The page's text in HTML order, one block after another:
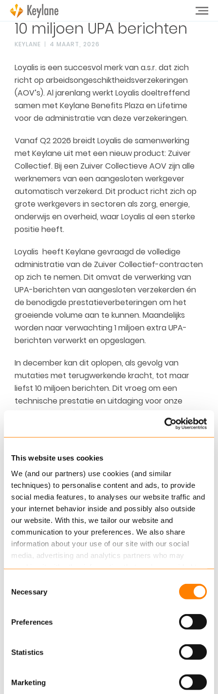
This website uses cookies
We (and our partners) use cookies (and similar
techniques) to personalise content and ads, to provide
social media features, to analyses our website traffic and
your internet behavior inside and possibly also outside
our website. With this, we tailor our website and
communication to your preferences. We also share
information about your use of our site with our social
media, advertising and analytics partners who may
services.
about this in our cookie statement. Through
the cookie settings under “Details”, you can determine
withdraw
Selection
Necessary
Preferences
Statistics
Marketing
10 miljoen UPA berichten
KEYLANE 4 MAART, 2026
Loyalis is een succesvol merk van a.s.r. dat zich
richt op arbeidsongeschiktheidsverzekeringen
(AOV’s). Al jarenlang werkt Loyalis doeltreffend
samen met Keylane Benefits Plaza en Lifetime
voor de administratie van deze verzekeringen.
Vanaf Q2 2026 breidt Loyalis de samenwerking
met Keylane uit met een nieuw product: Zuiver
Collectief. Bij een Zuiver Collectieve AOV zijn alle
werknemers van een aangesloten werkgever
automatisch verzekerd. Dit product richt zich op
grote werkgevers in sectoren als zorg, energie,
onderwijs en overheid, waar Loyalis al een sterke
positie heeft.
Loyalis heeft Keylane gevraagd de volledige
administratie van de Zuiver Collectief-contracten
op zich te nemen. Dit omvat de verwerking van
UPA-berichten van aangesloten verzekerden én
de benodigde prestatieverbeteringen om het
groeiende volume aan te kunnen. Maandelijks
worden naar verwachting 1 miljoen extra UPA-
berichten verwerkt en opgeslagen.
In december kan dit oplopen, als gevolg van
mutaties met terugwerkende kracht, tot maar
liefst 10 miljoen berichten. Dit vroeg om een
technische prestatie en uitdaging voor onze
opgepakt. De verwerkingssnelheid is versneld met
een factor 20!
Het bewijst eens te meer waar Keylane voor
staat: complexe uitdagingen omzetten in
schaalbare, betrouwbare oplossingen die er écht
toe doen. We zijn er trots op dat we met dit
resultaat direct bijdragen aan het commerciële
succes van Loyalis en aan de zekerheid van
duizenden werknemers die dagelijks op deze
platformen vertrouwen.
Wilt u weten wat Keylane voor uw
contact met
wido.mazee@keylane.comen
omzetten in slimme, schaalbare
TKP rondt WTP-transitie voor vijf pensioenfondsen